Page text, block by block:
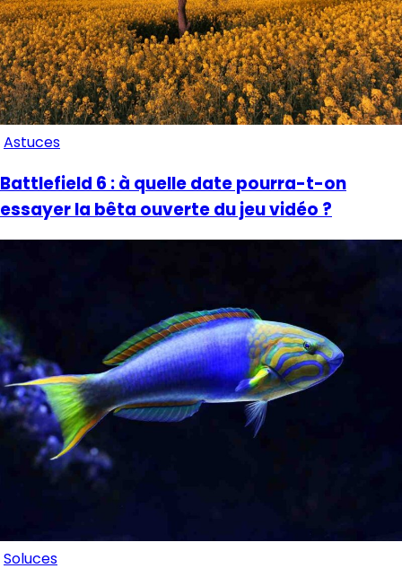
Astuces
Battlefield 6 : à quelle date pourra-t-on
essayer la bêta ouverte du jeu vidéo ?
Soluces